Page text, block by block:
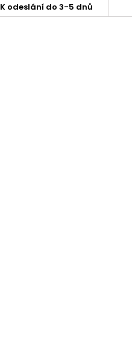
K odeslání do 3-5 dnů